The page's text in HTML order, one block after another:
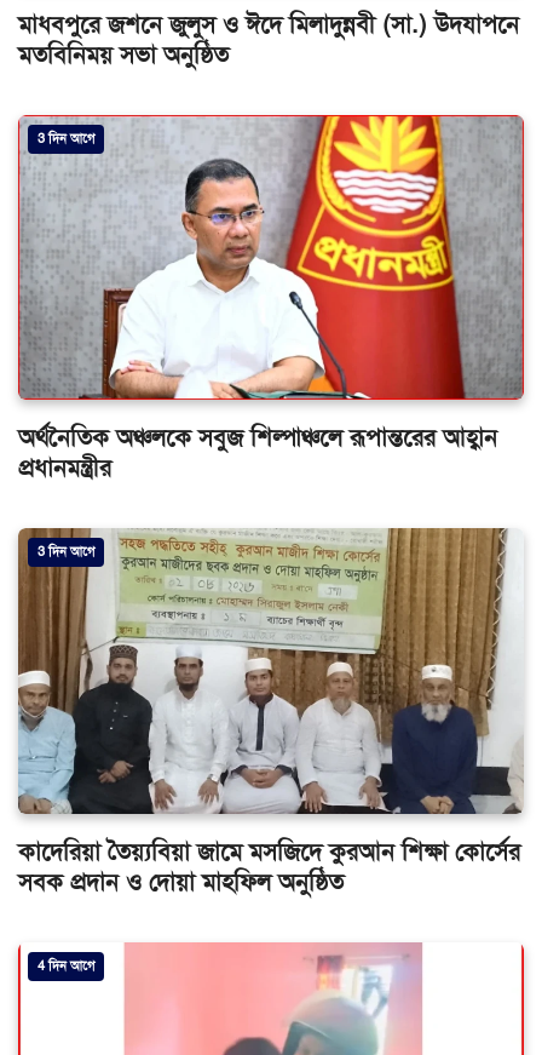
মাধবপুরে জশনে জুলুস ও ঈদে মিলাদুন্নবী (সা.) উদযাপনে
মতবিনিময় সভা অনুষ্ঠিত
3 দিন আগে
অর্থনৈতিক অঞ্চলকে সবুজ শিল্পাঞ্চলে রূপান্তরের আহ্বান
প্রধানমন্ত্রীর
3 দিন আগে
কাদেরিয়া তৈয়্যবিয়া জামে মসজিদে কুরআন শিক্ষা কোর্সের
সবক প্রদান ও দোয়া মাহফিল অনুষ্ঠিত
4 দিন আগে